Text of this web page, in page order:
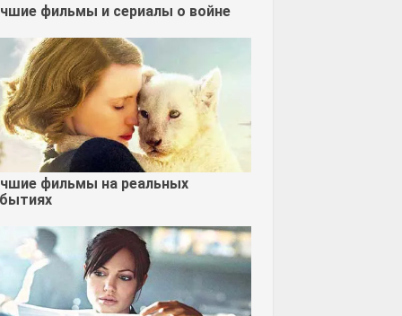
фильмы и сериалы о войне
фильмы на реальных